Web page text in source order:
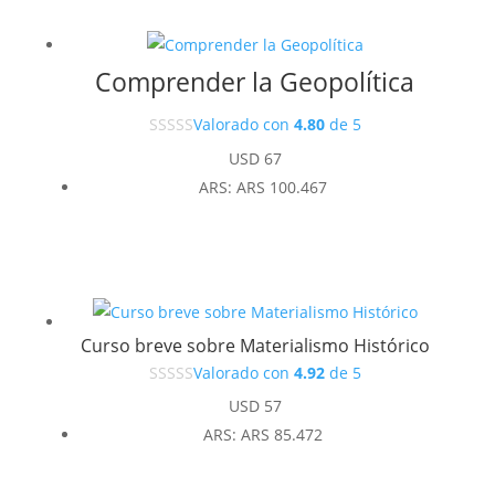
Comprender la Geopolítica
Valorado con 4.80de 5
USD67
ARS: ARS 100.467
Curso breve sobre Materialismo Histórico
Valorado con 4.92de 5
USD57
ARS: ARS 85.472